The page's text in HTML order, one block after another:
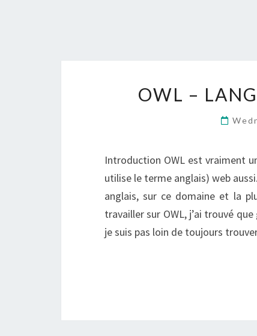
OWL –
Introduction OWL est vraiment
utilise le terme anglais) web
anglais, sur ce domaine et la
travailler sur OWL, j’ai trouvé
je suis pas loin de toujours